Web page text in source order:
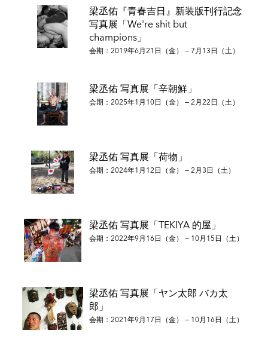
2022年 『TEKIYA 的屋』禪フォトギャラリー、東京
2023年 『荷物』禪フォトギャラリー、東京
2024年 『辛朝鮮』禪フォトギャラリー、東京
主な個展
2004年 「外道人生」東京工芸大学芸術情報館ギャラリー、東京
2005年 「君はあっちがわ僕はこっちがわ」JCII日本カメラ博物
2006年 「だるまさんが転んだ」銀座ニコンサロン、東京
2007年 「LOST CHILD」ギャラリーニエプス、東京
2009年 「青春吉日」Third District Gallery、東京
2011年 「自ずからに由る」Third District Gallery、東京
ー、東京
2012年 「青春吉日」禪フォトギャラリー、東京
2013年 「We’re Shit But Champions」Reminders Photography
Stronghold、東京
2017年 「新宿迷子」in)(between gallery、パリ
2017年 「土門懸賞受賞記念展 新宿迷子」土門拳記念館、山形
2017年 「土門懸賞受賞記念展 新宿迷子」ニコン・サロン、東
梁丞佑『青春吉日』新装版刊行記念
写真展「We're shit but
champions」
会期：2019年6月21日（金） — 7月13日（土）
梁丞佑 写真展「辛朝鮮」
会期：2025年1月10日（金） — 2月22日（土）
梁丞佑 写真展「荷物」
会期：2024年1月12日（金） — 2月3日（土）
梁丞佑 写真展「TEKIYA 的屋」
会期：2022年9月16日（金） — 10月15日（土）
梁丞佑 写真展「ヤン太郎 バカ太
郎」
会期：2021年9月17日（金） — 10月16日（土）